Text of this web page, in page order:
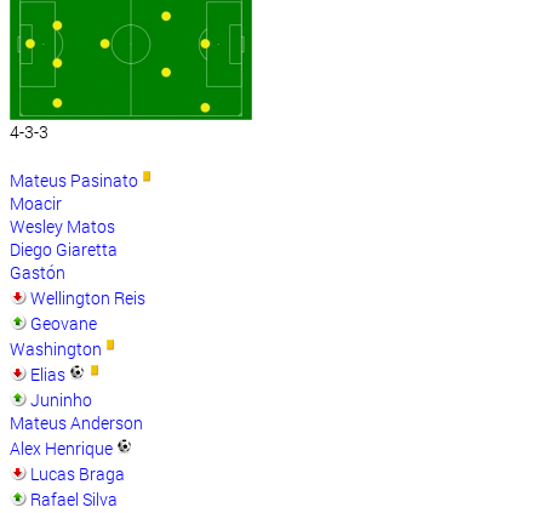
4-3-3
Mateus Pasinato
Moacir
Wesley Matos
Diego Giaretta
Gastón
Wellington Reis
Geovane
Washington
Elias
Juninho
Mateus Anderson
Alex Henrique
Lucas Braga
Rafael Silva